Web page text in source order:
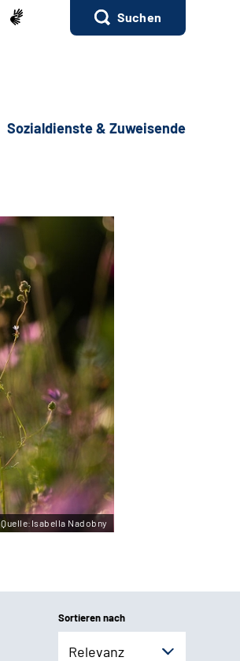
Suchen
Sozialdienste & Zuweisende
Quelle:Isabella Nadobny
Sortieren nach
Relevanz